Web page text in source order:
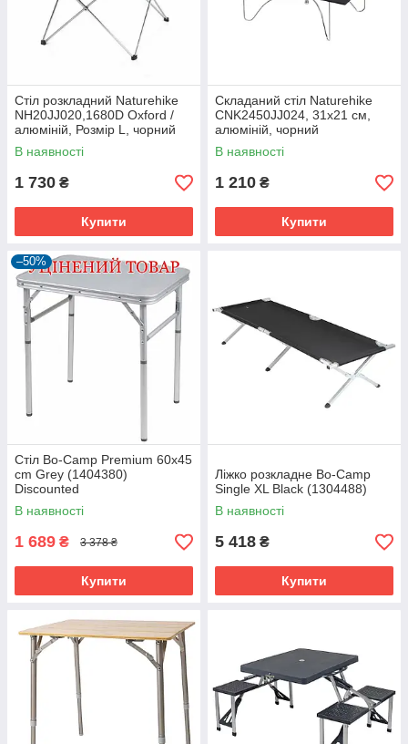
Стіл розкладний Naturehike
NH20JJ020,1680D Oxford /
алюміній, Розмір L, чорний
В наявності
1 730 ₴
Купити
Складаний стіл Naturehike
CNK2450JJ024, 31х21 см,
алюміній, чорний
В наявності
1 210 ₴
Купити
–50%
Стіл Bo-Camp Premium 60x45
cm Grey (1404380)
Discounted
В наявності
1 689 ₴ 3 378 ₴
Купити
Ліжко розкладне Bo-Camp
Single XL Black (1304488)
В наявності
5 418 ₴
Купити